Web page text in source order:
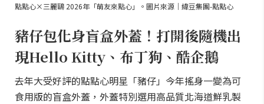
點點心×三麗鷗 2026年「萌友來點心」。圖片來源｜緯豆集團-點點心
豬仔包化身盲盒外蓋！打開後隨機出
現Hello Kitty、布丁狗、酷企鵝
去年大受好評的點點心明星「豬仔」今年搖身一變為可
食用版的盲盒外蓋，外蓋特別選用高品質北海道鮮乳製